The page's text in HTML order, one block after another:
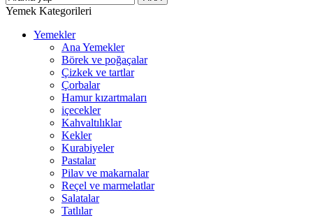
Yemek Kategorileri
Yemekler
Ana Yemekler
Börek ve poğaçalar
Çizkek ve tartlar
Çorbalar
Hamur kızartmaları
içecekler
Kahvaltılıklar
Kekler
Kurabiyeler
Pastalar
Pilav ve makarnalar
Reçel ve marmelatlar
Salatalar
Tatlılar